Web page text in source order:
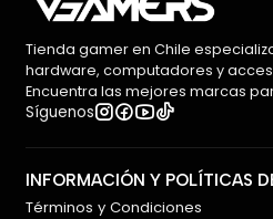
Tienda gamer en Chile
hardware, computadores y
Encuentra las mejores marcas
Síguenos
INFORMACIÓN Y POLÍTICAS
Términos y Condiciones